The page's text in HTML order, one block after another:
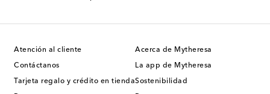
Atención al cliente
Contáctanos
Tarjeta regalo y crédito en tienda
Acerca de Mytheresa
La app de Mytheresa
Sostenibilidad